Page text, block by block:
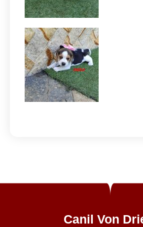
Canil Von